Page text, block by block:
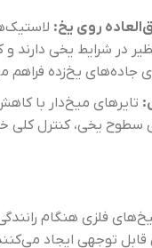
روی یخ:
در شرایط یخی دارند
جاده‌های یخ‌زده فراهم
تایرهای میخ‌دار با
یخی، کنترل کلی
فلزی هنگام
توجهی ایجاد